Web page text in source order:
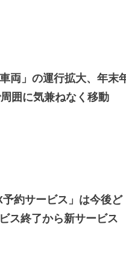
両」の運行拡大、年末
囲に気兼ねなく移動
約サービス」は今後ど
ス終了から新サービス